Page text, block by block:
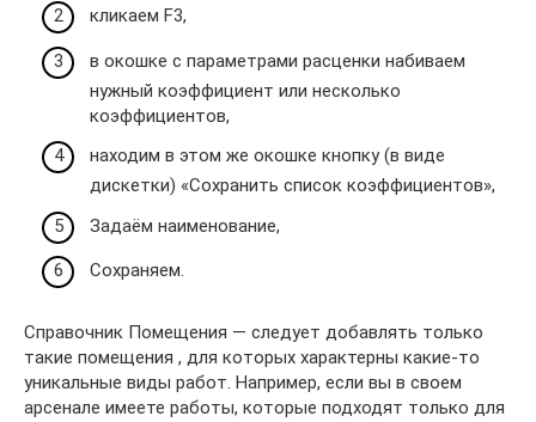
кликаем F3,
в окошке с параметрами расценки набиваем
нужный коэффициент или несколько
коэффициентов,
находим в этом же окошке кнопку (в виде
дискетки) «Сохранить список коэффициентов»,
Задаём наименование,
Сохраняем.
Справочник Помещения — следует добавлять только
такие помещения , для которых характерны какие-то
уникальные виды работ. Например, если вы в своем
арсенале имеете работы, которые подходят только для